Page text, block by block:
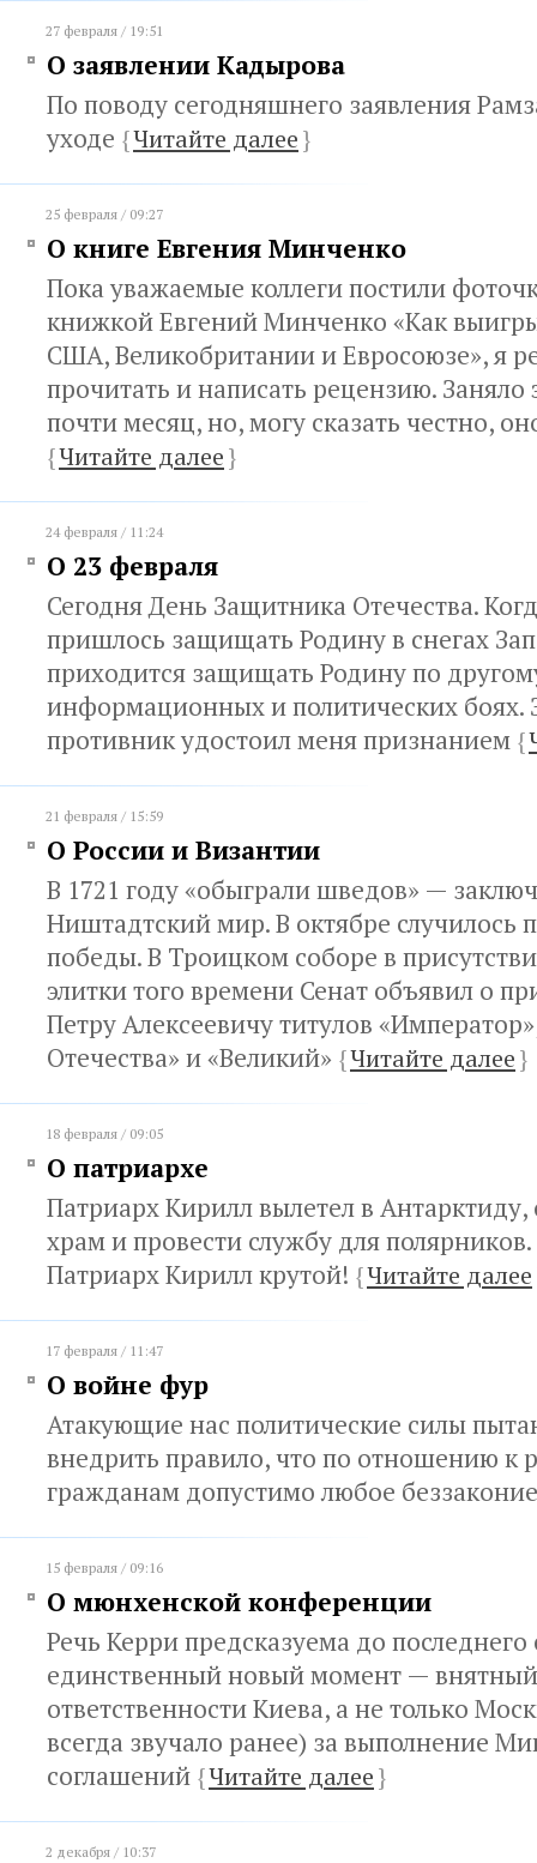
27 февраля / 19:51
О заявлении Кадырова
По поводу сегодняшнего заявления
уходе {Читайте далее}
25 февраля / 09:27
О книге Евгения Минченко
Пока уважаемые коллеги постили
книжкой Евгений Минченко «Как
США, Великобритании и Евросоюзе», я
прочитать и написать рецензию. Заняло
почти месяц, но, могу сказать честно,
{Читайте далее}
24 февраля / 11:24
О 23 февраля
Сегодня День Защитника Отечества.
пришлось защищать Родину в снегах
приходится защищать Родину по
информационных и политических боях.
противник удостоил меня признанием {
21 февраля / 15:59
О России и Византии
В 1721 году «обыграли шведов» —
Ништадтский мир. В октябре случилось
победы. В Троицком соборе в
элитки того времени Сенат объявил о
Петру Алексеевичу титулов
Отечества» и «Великий» {Читайте далее}
18 февраля / 09:05
О патриархе
Патриарх Кирилл вылетел в Антарктиду,
храм и провести службу для полярников.
Патриарх Кирилл крутой! {Читайте далее
17 февраля / 11:47
О войне фур
Атакующие нас политические силы
внедрить правило, что по отношению к
гражданам допустимо любое
15 февраля / 09:16
О мюнхенской конференции
Речь Керри предсказуема до
единственный новый момент —
ответственности Киева, а не только
всегда звучало ранее) за выполнение
соглашений {Читайте далее}
2 декабря / 10:37